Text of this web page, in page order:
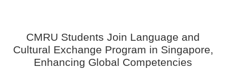
CMRU Students Join Language and
Cultural Exchange Program in Singapore,
Enhancing Global Competencies